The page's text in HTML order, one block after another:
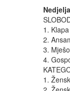
1.
2.
3.
4.
1.